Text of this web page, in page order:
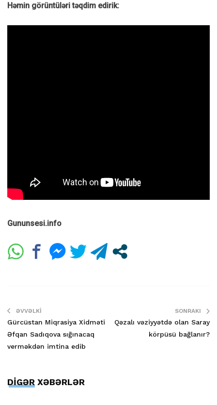
Həmin görüntüləri təqdim edirik:
Gununsesi.info
ƏVVƏLKI
Gürcüstan Miqrasiya Xidməti
Əfqan Sadıqova sığınacaq
verməkdən imtina edib
SONRAKI
Qəzalı vəziyyətdə olan Saray
körpüsü bağlanır?
DİGƏR XƏBƏRLƏR